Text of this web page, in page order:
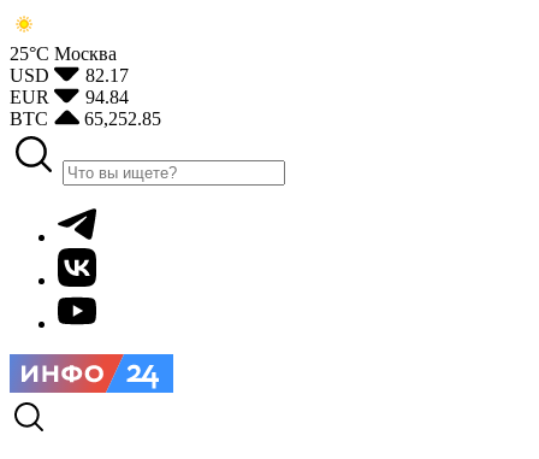
25°С Москва
USD
82.17
EUR
94.84
BTC
65,252.85